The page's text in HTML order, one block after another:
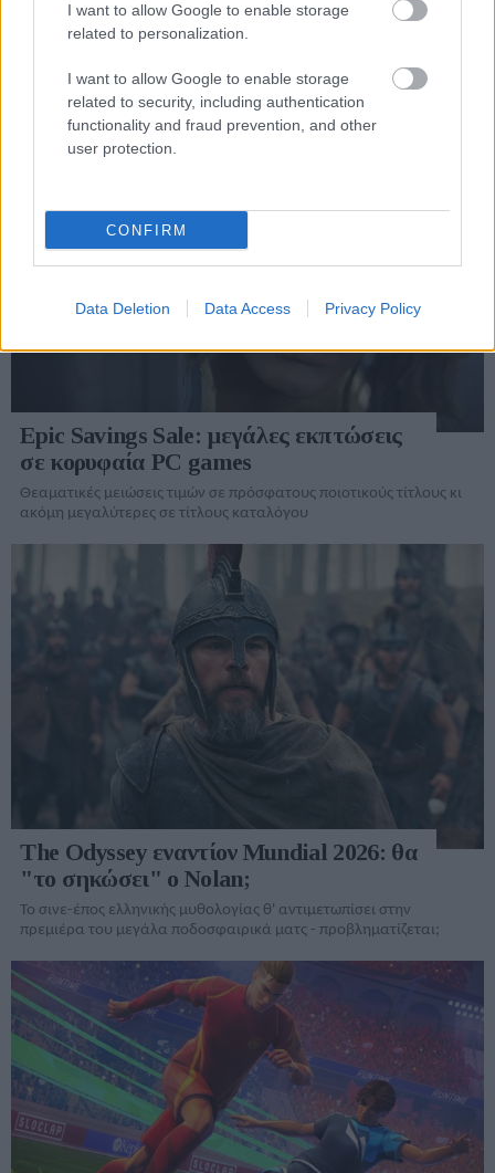
I want to allow Google to enable storage
related to personalization.
I want to allow Google to enable storage
related to security, including authentication
functionality and fraud prevention, and other
user protection.
CONFIRM
Data Deletion Data Access Privacy Policy
Steam: καλοκαιρινές εκπτώσεις σε
αμέτρητα ποιοτικά PC games
Μεγάλες μειώσεις τιμών σε πρόσφατους τίτλους κάθε είδους και
ακόμη μεγαλύτερες σε ποιοτικούς τίτλους καταλόγου
Epic Savings Sale: μεγάλες εκπτώσεις
σε κορυφαία PC games
Θεαματικές μειώσεις τιμών σε πρόσφατους ποιοτικούς τίτλους κι
ακόμη μεγαλύτερες σε τίτλους καταλόγου
The Odyssey εναντίον Mundial 2026: θα
"το σηκώσει" ο Nolan;
Το σινε-έπος ελληνικής μυθολογίας θ' αντιμετωπίσει στην
πρεμιέρα του μεγάλα ποδοσφαιρικά ματς - προβληματίζεται;